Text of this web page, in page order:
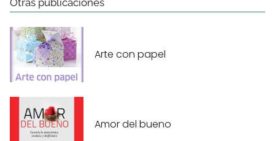
Arte con papel
Amor del bueno